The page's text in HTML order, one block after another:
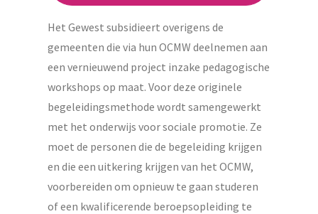
Het Gewest subsidieert overigens de
gemeenten die via hun OCMW deelnemen aan
een vernieuwend project inzake pedagogische
workshops op maat. Voor deze originele
begeleidingsmethode wordt samengewerkt
met het onderwijs voor sociale promotie. Ze
moet de personen die de begeleiding krijgen
en die een uitkering krijgen van het OCMW,
voorbereiden om opnieuw te gaan studeren
of een kwalificerende beroepsopleiding te